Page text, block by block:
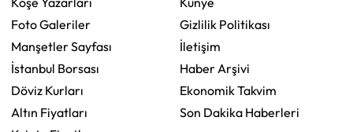
Foto Galeriler
Manşetler Sayfası
İstanbul Borsası
Döviz Kurları
Altın Fiyatları
Gizlilik Politikası
İletişim
Haber Arşivi
Ekonomik Takvim
Son Dakika Haberleri